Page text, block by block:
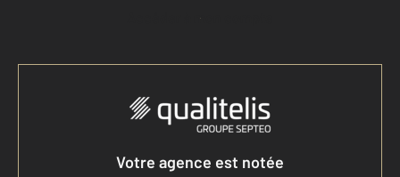
Accéder à mon compte
Votre agence est notée